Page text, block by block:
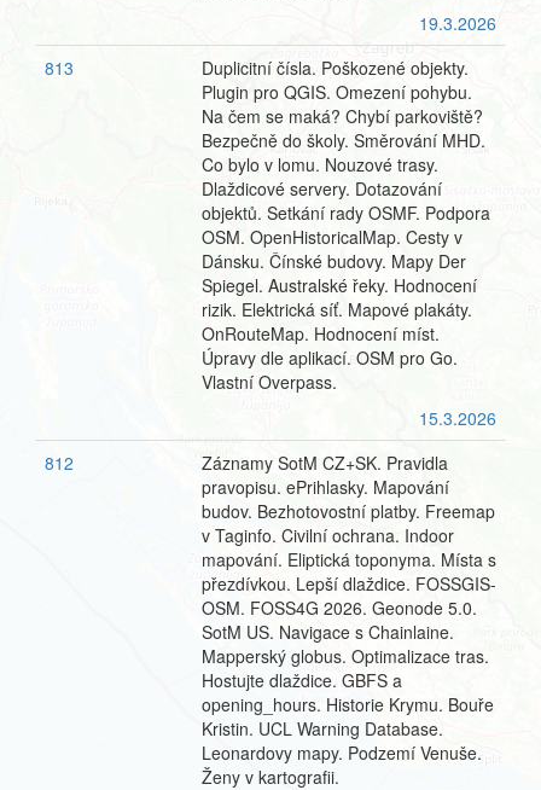
19.3.2026
813
Duplicitní čísla. Poškozené objekty.
Plugin pro QGIS. Omezení pohybu.
Na čem se maká? Chybí parkoviště?
Bezpečně do školy. Směrování MHD.
Co bylo v lomu. Nouzové trasy.
Dlaždicové servery. Dotazování
objektů. Setkání rady OSMF. Podpora
OSM. OpenHistoricalMap. Cesty v
Dánsku. Čínské budovy. Mapy Der
Spiegel. Australské řeky. Hodnocení
rizik. Elektrická síť. Mapové plakáty.
OnRouteMap. Hodnocení míst.
Úpravy dle aplikací. OSM pro Go.
Vlastní Overpass.
15.3.2026
812
Záznamy SotM CZ+SK. Pravidla
pravopisu. ePrihlasky. Mapování
budov. Bezhotovostní platby. Freemap
v Taginfo. Civilní ochrana. Indoor
mapování. Eliptická toponyma. Místa s
přezdívkou. Lepší dlaždice. FOSSGIS-
OSM. FOSS4G 2026. Geonode 5.0.
SotM US. Navigace s Chainlaine.
Mapperský globus. Optimalizace tras.
Hostujte dlaždice. GBFS a
opening_hours. Historie Krymu. Bouře
Kristin. UCL Warning Database.
Leonardovy mapy. Podzemí Venuše.
Ženy v kartografii.